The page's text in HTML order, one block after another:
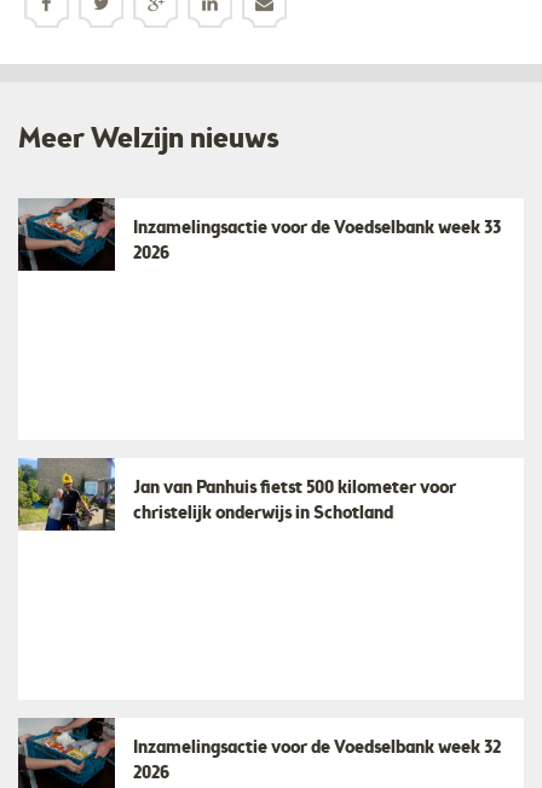
Meer Welzijn nieuws
Inzamelingsactie voor de Voedselbank week 33
2026
Jan van Panhuis fietst 500 kilometer voor
christelijk onderwijs in Schotland
Inzamelingsactie voor de Voedselbank week 32
2026